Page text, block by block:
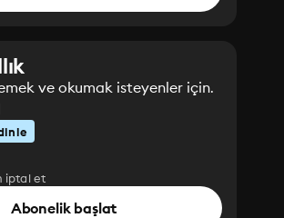
ve okumak isteyenler için.
iptal et
Abonelik başlat